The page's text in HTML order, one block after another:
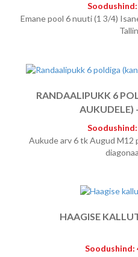
Emane pool 6 nuuti (1 3/4)
RANDAALIPUKK 6
AUKUDELE)
Aukude arv 6 tk Augud M12
HAAGISE
Soodushind: